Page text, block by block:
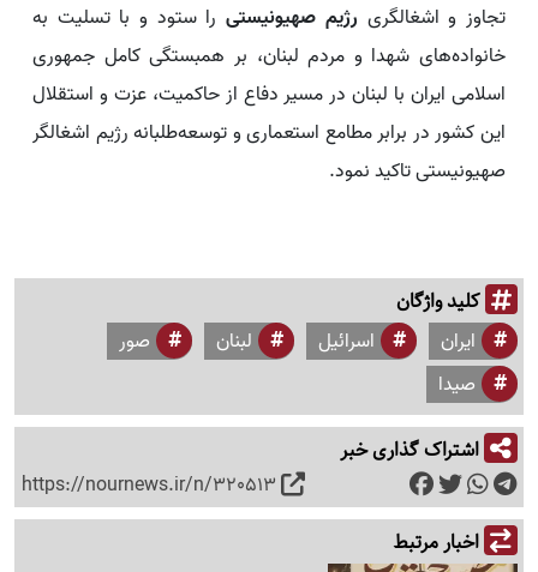
تجاوز و اشغالگری رژیم صهیونیستیرا ستود و با تسلیت به
خانواده‌های شهدا و مردم لبنان، بر همبستگی کامل جمهوری
اسلامی ایران با لبنان در مسیر دفاع از حاکمیت، عزت و استقلال
این کشور در برابر مطامع استعماری و توسعه‌طلبانه رژیم اشغالگر
صهیونیستی تاکید نمود.
کلید واژگان
ایران اسرائیل لبنان
صور
صیدا
اشتراک گذاری خبر
https://nournews.ir/n/320513
اخبار مرتبط